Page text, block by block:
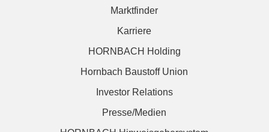
Marktfinder
Karriere
HORNBACH Holding
Hornbach Baustoff Union
Investor Relations
Presse/Medien